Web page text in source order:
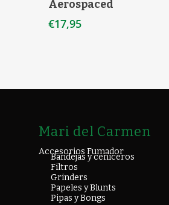
Aerospaced
€17,95
Mari del Carmen
Accesorios Fumador
Bandejas y ceniceros
Filtros
Grinders
Papeles y Blunts
Pipas y Bongs